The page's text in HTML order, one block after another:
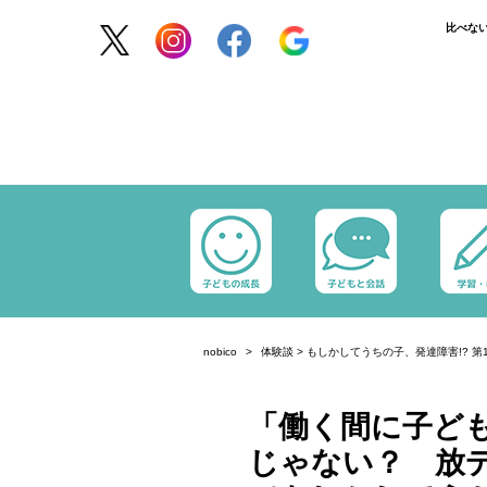
比べな
nobico 体験談 > もしかしてうちの子、発達障害!? 第
「働く間に子ど
じゃない？ 放